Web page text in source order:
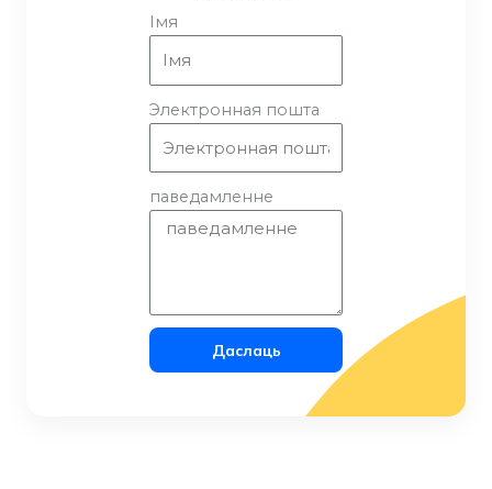
Імя
Электронная пошта
паведамленне
Даслаць